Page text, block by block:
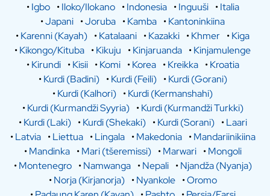
•Igbo •Iloko/Ilokano •Indonesia •Inguuši •Italia
•Japani •Joruba •Kamba •Kantoninkiina
•Karenni (Kayah) •Katalaani •Kazakki •Khmer •Kiga
•Kikongo/Kituba •Kikuju •Kinjaruanda •Kinjamulenge
•Kirundi •Kisii •Komi •Korea •Kreikka •Kroatia
•Kurdi (Badini) •Kurdi (Feili) •Kurdi (Gorani)
•Kurdi (Kalhori) •Kurdi (Kermanshahi)
•Kurdi (Kurmandži Syyria) •Kurdi (Kurmandži Turkki)
•Kurdi (Laki) •Kurdi (Shekaki) •Kurdi (Sorani) •Laari
•Latvia •Liettua •Lingala •Makedonia •Mandariinikiina
•Mandinka •Mari (tšeremissi) •Marwari •Mongoli
•Montenegro •Namwanga •Nepali •Njandža (Nyanja)
•Norja (Kirjanorja) •Nyankole •Oromo